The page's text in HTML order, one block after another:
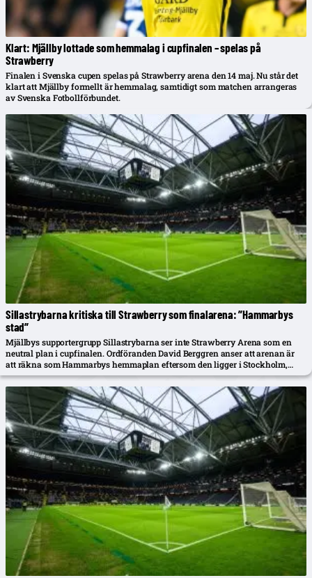
Klart: Mjällby lottade som hemmalag i cupfinalen – spelas på
Strawberry
Finalen i Svenska cupen spelas på Strawberry arena den 14 maj. Nu står det
klart att Mjällby formellt är hemmalag, samtidigt som matchen arrangeras
av Svenska Fotbollförbundet.
Sillastrybarna kritiska till Strawberry som finalarena: ”Hammarbys
stad”
Mjällbys supportergrupp Sillastrybarna ser inte Strawberry Arena som en
neutral plan i cupfinalen. Ordföranden David Berggren anser att arenan är
att räkna som Hammarbys hemmaplan eftersom den ligger i Stockholm,
skriver Fotbollskanalen.